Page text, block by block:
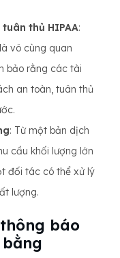
thủ HIPAA:
vô cùng quan
bảo rằng các tài
an toàn, tuân thủ
: Từ một bản dịch
cầu khối lượng lớn
đối tác có thể xử lý
lượng.
báo